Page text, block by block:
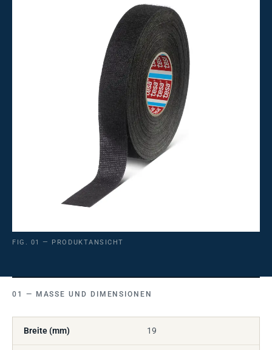
FIG. 01 — PRODUKTANSICHT
MASSE UND DIMENSIONEN
Breite (mm) 19